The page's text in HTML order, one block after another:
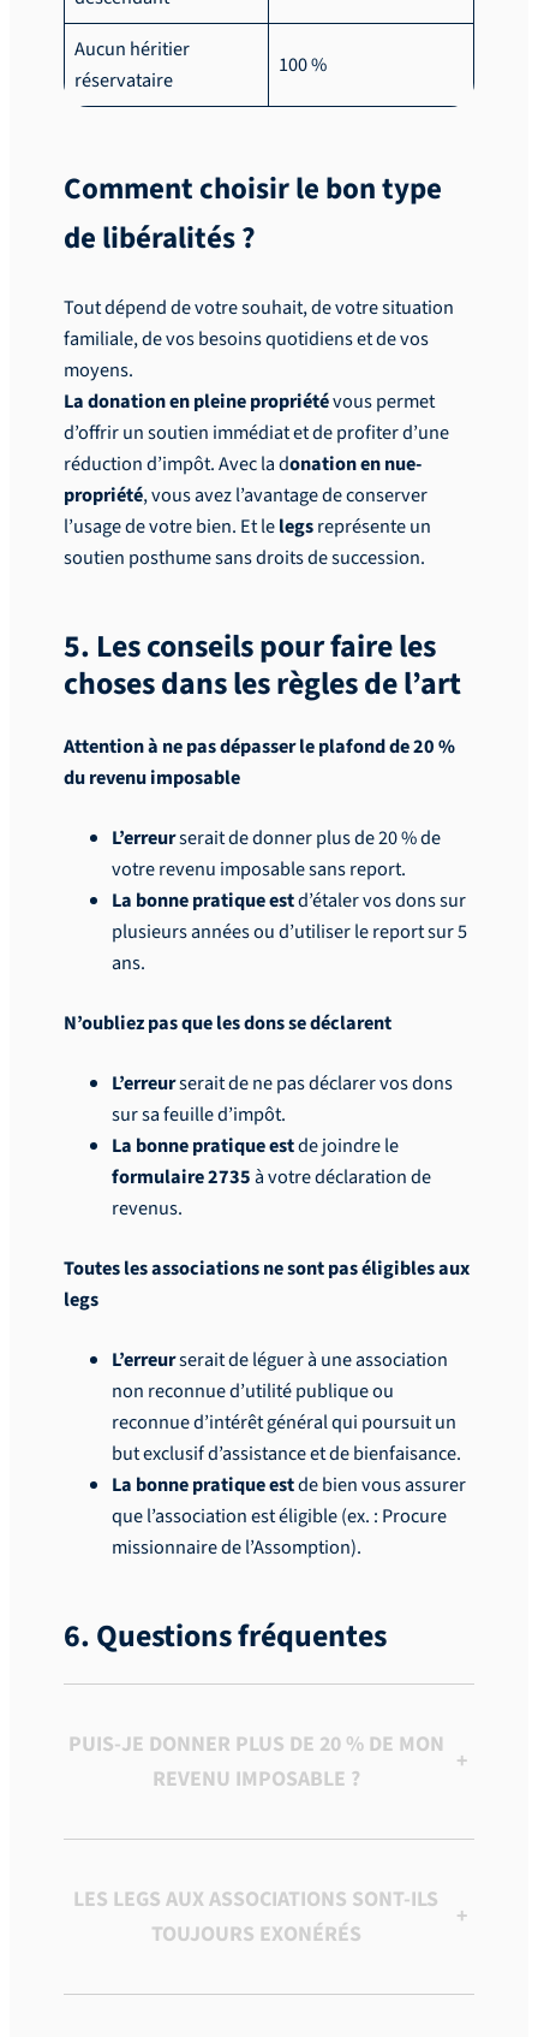
Aucun héritier
réservataire
100 %
Comment choisir le bon type
de libéralités ?
Tout dépend de votre souhait, de votre situation
familiale, de vos besoins quotidiens et de vos
moyens.
La donation en pleine propriétévous permet
d’offrir un soutien immédiat et de profiter d’une
réduction d’impôt. Avec la donation en nue-
propriété, vous avez l’avantage de conserver
l’usage de votre bien. Et lelegsreprésente un
soutien posthume sans droits de succession.
5. Les conseils pour faire les
choses dans les règles de l’art
Attention à ne pas dépasser le plafond de 20 %
du revenu imposable
L’erreurserait de donner plus de 20 % de
votre revenu imposable sans report.
La bonne pratique estd’étaler vos dons sur
plusieurs années ou d’utiliser le report sur 5
ans.
N’oubliez pas que les dons se déclarent
L’erreurserait de ne pas déclarer vos dons
sur sa feuille d’impôt.
La bonne pratique estde joindre le
formulaire 2735à votre déclaration de
revenus.
Toutes les associations ne sont pas éligibles aux
legs
L’erreurserait de léguer à une association
non reconnue d’utilité publique ou
reconnue d’intérêt général qui poursuit un
but exclusif d’assistance et de bienfaisance.
La bonne pratique estde bien vous assurer
que l’association est éligible (ex. : Procure
missionnaire de l’Assomption).
6. Questions fréquentes
PUIS-JE DONNER PLUS DE 20 % DE MON
REVENU IMPOSABLE ?
+
LES LEGS AUX ASSOCIATIONS SONT-ILS
TOUJOURS EXONÉRÉS
+